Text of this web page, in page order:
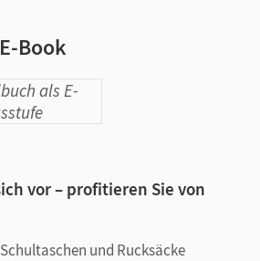
Book
vor – profitieren Sie von
und Rucksäcke